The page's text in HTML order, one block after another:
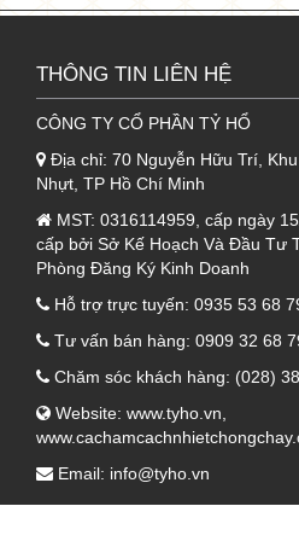
hàng, ngoài
1.2. Lớp kế
-Lớp kế tiếp
khả năng chịu
- Vải thủy tinh
1.3. Lớp lõi ở
-Là lớp bông
nhiệt độ bên
chống cháy.
- Lớp này có tỷ
1.4. Lớp cuối
cho phù hợp.
THÔNG TIN LIÊN HỆ
CÔNG TY CỔ PHẦN TỶ HỔ
Địa chỉ: 70 Nguyễn Hữu Trí,
Nhựt, TP Hồ Chí Minh
MST: 0316114959, cấp ngày
cấp bởi Sở Kế Hoạch Và Đầu Tư
Phòng Đăng Ký Kinh Doanh
Hỗ trợ trực tuyến: 0935 53 68
Tư vấn bán hàng: 0909 32 68
Chăm sóc khách hàng: (028)
Website: www.tyho.vn
Email: info@tyho.vn